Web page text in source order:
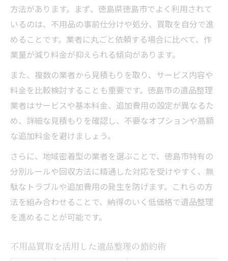
方法があります。まず、徳島県徳島市でよく利用されて
いるのは、不用品の事前仕分けや処分、買取を自分で進
めることです。業者に丸ごと依頼する場合に比べて、作
業量が減り料金が抑えられる傾向があります。
また、複数の業者から見積もりを取り、サービス内容や
料金を比較検討することも重要です。徳島市の遺品整理
業者はサービスや基本料金、追加費用の設定が異なるた
め、詳細な見積もりを確認し、不要なオプションや高額
な追加料金を避けましょう。
さらに、地域密着型の業者を選ぶことで、徳島市特有の
分別ルールや回収方法に精通した対応を受けやすく、無
駄なトラブルや追加費用の発生を防げます。これらの方
法を組み合わせることで、納得のいく低価格で遺品整理
を進めることが可能です。
不用品買取を活用した遺品整理の節約術